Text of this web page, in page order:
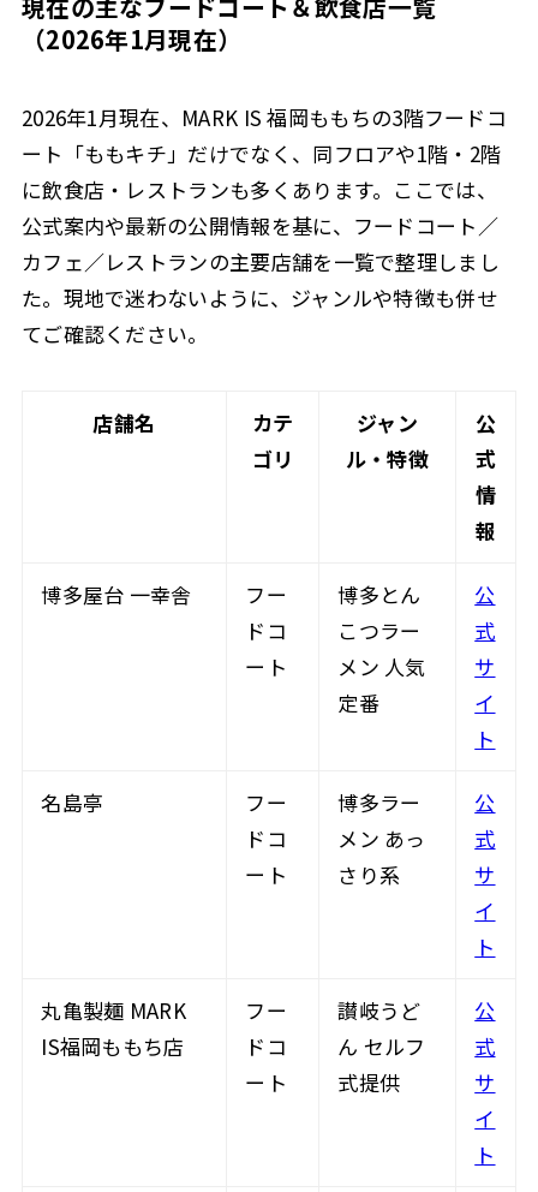
（2026年1月現在）
2026年1月現在、MARK IS 福岡ももちの3階フードコ
ート「ももキチ」だけでなく、同フロアや1階・2階
に飲食店・レストランも多くあります。ここでは、
公式案内や最新の公開情報を基に、フードコート／
カフェ／レストランの主要店舗を一覧で整理しまし
た。現地で迷わないように、ジャンルや特徴も併せ
てご確認ください。
店舗名
カテ
ゴリ
ジャン
ル・特徴
公
式
情
報
博多屋台 一幸舎
フー
ドコ
ート
博多とん
こつラー
メン 人気
定番
公
式
サ
イ
ト
名島亭
フー
ドコ
ート
博多ラー
メン あっ
さり系
公
式
サ
イ
ト
丸亀製麺 MARK
IS福岡ももち店
フー
ドコ
ート
讃岐うど
ん セルフ
式提供
公
式
サ
イ
ト